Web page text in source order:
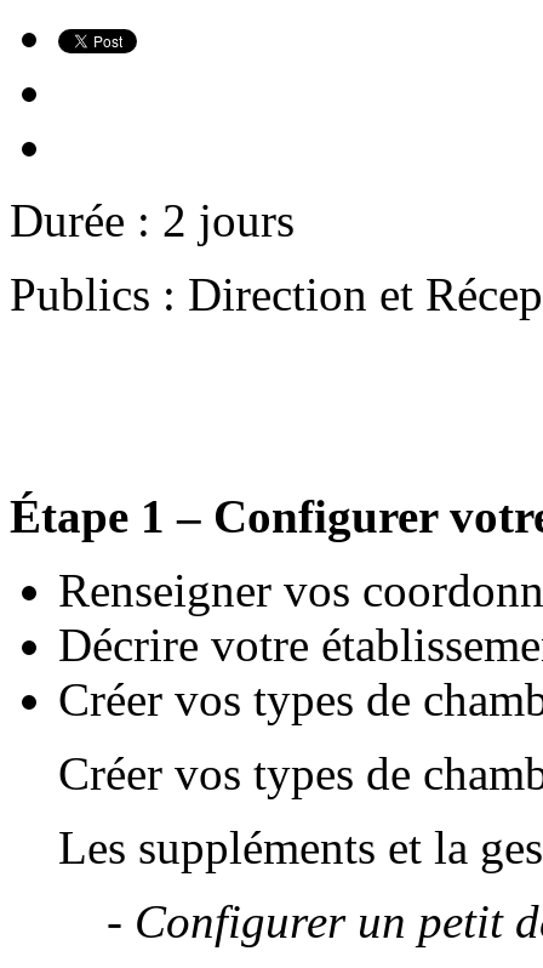
Durée : 2 jours
Publics : Direction et
Étape 1 – Configurer
Renseigner vos
Décrire votre
Créer vos types de
Créer vos types de
Les suppléments et la
- Configurer un petit